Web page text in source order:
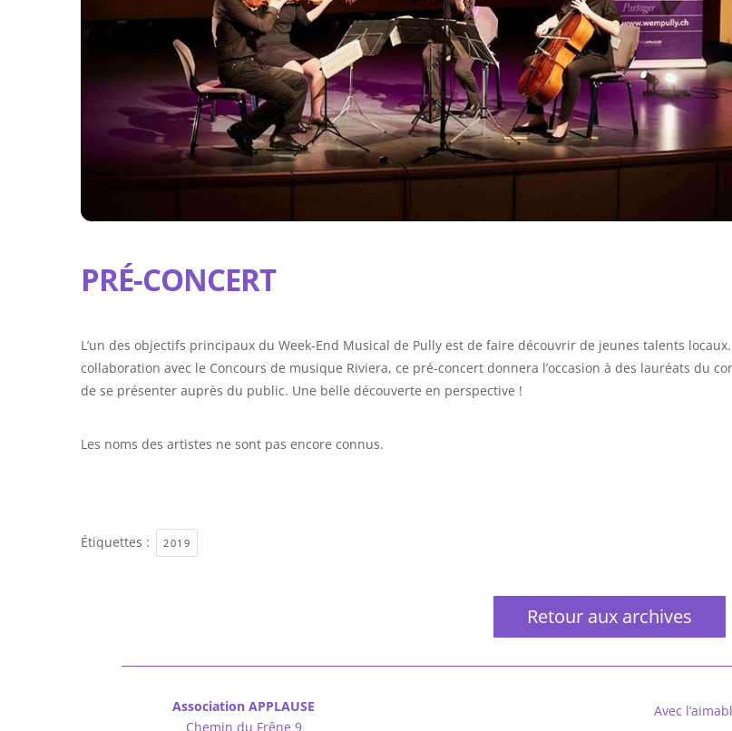
PRÉ-CONCERT
L’un des objectifs principaux du Week-End Musical de Pully est de faire découvrir de jeunes talents locaux.
collaboration avec le Concours de musique Riviera, ce pré-concert donnera l’occasion à des lauréats du
de se présenter auprès du public. Une belle découverte en perspective !
Les noms des artistes ne sont pas encore connus.
Étiquettes : 2019
Retour aux archives
Association APPLAUSE
Chemin du Frêne 9
Avec